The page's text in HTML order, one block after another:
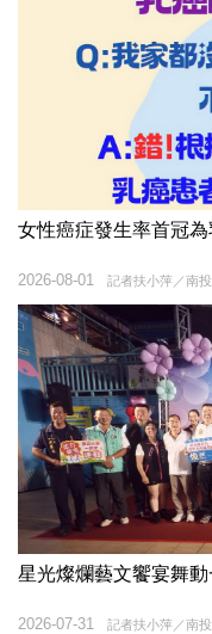
女性癌症發生率首冠
記者扶小萍／南
2026-08-01
星光燦爛藝文饗宴舞
記者扶小萍／南
2026-07-31